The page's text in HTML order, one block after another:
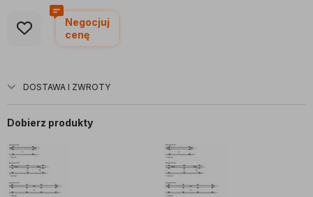
Negocjuj
cenę
DOSTAWA I ZWROTY
Dobierz produkty